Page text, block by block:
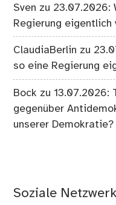
Sven zu 23.07.2026:
Regierung eigentlich
ClaudiaBerlin zu
so eine Regierung
Bock zu13.07.2026:
gegenüber
unserer Demokratie?
Soziale